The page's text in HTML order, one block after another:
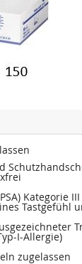
Kategorie III
Tastgefühl
I-Allergie)
zugelassen